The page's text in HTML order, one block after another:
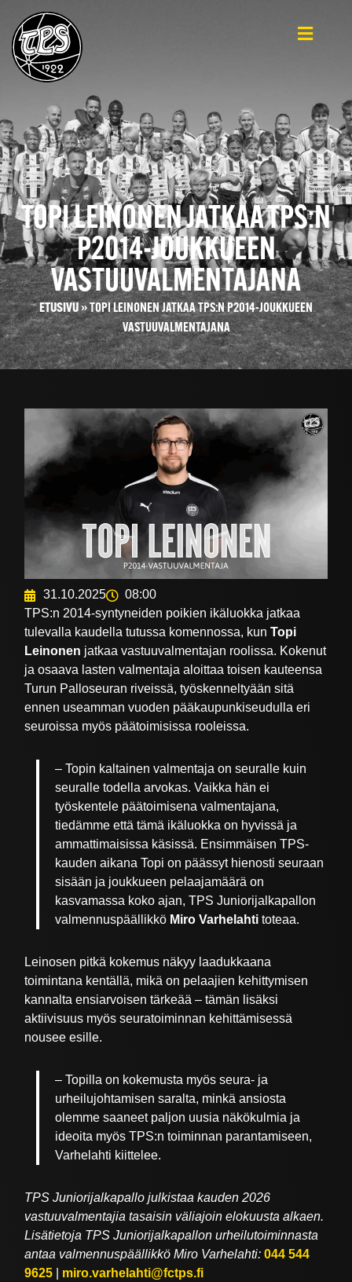
TOPI LEINONEN JATKAA TPS:N
P2014-JOUKKUEEN
VASTUUVALMENTAJANA
ETUSIVU»TOPI LEINONEN JATKAA TPS:N P2014-JOUKKUEEN
VASTUUVALMENTAJANA
31.10.2025
08:00
TPS:n 2014-syntyneiden poikien ikäluokka jatkaa
tulevalla kaudella tutussa komennossa, kunTopi
Leinonen jatkaa vastuuvalmentajan roolissa. Kokenut
ja osaava lasten valmentaja aloittaa toisen kauteensa
Turun Palloseuran riveissä, työskenneltyään sitä
ennen useamman vuoden pääkaupunkiseudulla eri
seuroissa myös päätoimisissa rooleissa.
– Topin kaltainen valmentaja on seuralle kuin
seuralle todella arvokas. Vaikka hän ei
työskentele päätoimisena valmentajana,
tiedämme että tämä ikäluokka on hyvissä ja
ammattimaisissa käsissä. Ensimmäisen TPS-
kauden aikana Topi on päässyt hienosti seuraan
sisään ja joukkueen pelaajamäärä on
kasvamassa koko ajan, TPS Juniorijalkapallon
valmennuspäällikkö Miro Varhelahti toteaa.
Leinosen pitkä kokemus näkyy laadukkaana
toimintana kentällä, mikä on pelaajien kehittymisen
kannalta ensiarvoisen tärkeää – tämän lisäksi
aktiivisuus myös seuratoiminnan kehittämisessä
nousee esille.
– Topilla on kokemusta myös seura- ja
urheilujohtamisen saralta, minkä ansiosta
olemme saaneet paljon uusia näkökulmia ja
ideoita myös TPS:n toiminnan parantamiseen,
Varhelahti kiittelee.
TPS Juniorijalkapallo julkistaa kauden 2026
vastuuvalmentajia tasaisin väliajoin elokuusta alkaen.
Lisätietoja TPS Juniorijalkapallon urheilutoiminnasta
antaa valmennuspäällikkö Miro Varhelahti:044 544
9625
miro.varhelahti@fctps.fi